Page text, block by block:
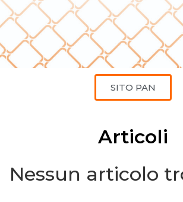
SITO PAN
Articoli
Nessun articolo